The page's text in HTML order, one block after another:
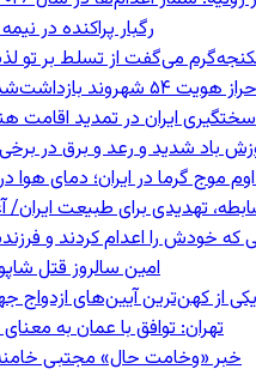
رگبار پراکنده در
می‌گفت از تسلط بر تو
در اعتراضات دی‌ماه ۱۴۰۴
سختگیری ایران در تمدید اقامت
باد شدید و رعد و برق در
موج گرما در ایران؛ دمای هوا در ۶استان به ۵۰درجه
تهدیدی برای طبیعت ایران/
که خودش را اعدام کردند و
35 امین سالروز قتل
از کهن‌ترین آیین‌های ازدواج
تهران: توافق با عمان به
خبر «وخامت حال» مجتبی